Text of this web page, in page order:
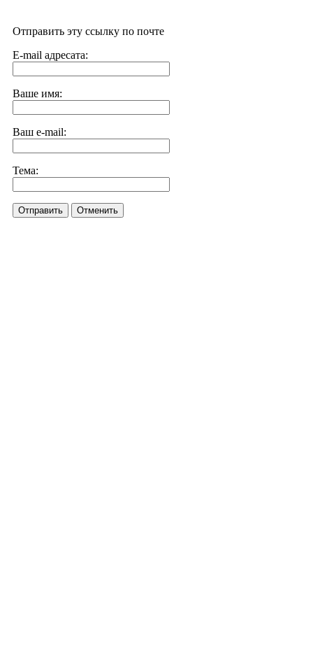
Отправить эту ссылку по почте
E-mail адресата:
Ваше имя:
Ваш e-mail:
Тема:
Отправить Отменить